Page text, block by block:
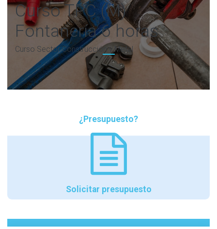
Curso TPC (M)
Fontanería 6 horas
Curso Sector Construcción y Metal
¿Presupuesto?
Solicitar presupuesto